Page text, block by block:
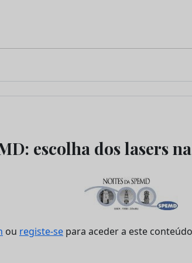
escolha dos lasers
ou registe-se para aceder a este conteúdo